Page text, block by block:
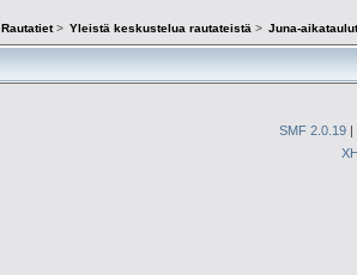
Rautatiet> Yleistä keskustelua rautateistä > Juna-
SMF 2.0.19 |